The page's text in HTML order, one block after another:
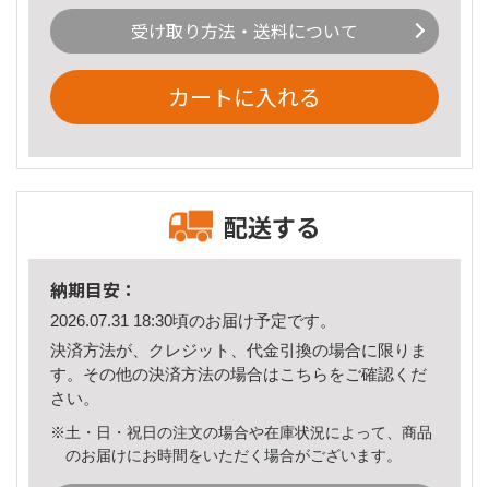
受け取り方法・送料について
カートに入れる
配送する
納期目安：
2026.07.31 18:30頃のお届け予定です。
決済方法が、クレジット、代金引換の場合に限りま
す。その他の決済方法の場合はこちら をご確認くだ
さい。
※土・日・祝日の注文の場合や在庫状況によって、商品
のお届けにお時間をいただく場合がございます。